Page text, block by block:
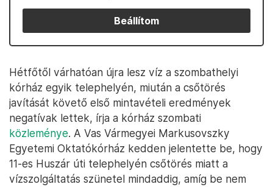
Beállítom
Hétfőtől várhatóan újra lesz víz a szombathelyi
kórház egyik telephelyén, miután a csőtörés
javítását követő első mintavételi eredmények
negatívak lettek, írja a kórház szombati
közleménye. A Vas Vármegyei Markusovszky
Egyetemi Oktatókórház kedden jelentette be, hogy
11-es Huszár úti telephelyén csőtörés miatt a
vízszolgáltatás szünetel mindaddig, amíg be nem